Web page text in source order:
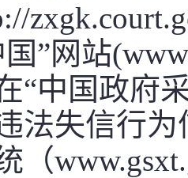
”网站
“中国政府
法失信行
（